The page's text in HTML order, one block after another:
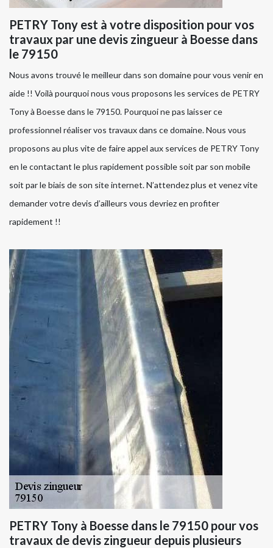
PETRY Tony est à votre disposition pour vos
travaux par une devis zingueur à Boesse dans
le 79150
Nous avons trouvé le meilleur dans son domaine pour vous venir en
aide !! Voilà pourquoi nous vous proposons les services de PETRY
Tony à Boesse dans le 79150. Pourquoi ne pas laisser ce
professionnel réaliser vos travaux dans ce domaine. Nous vous
proposons au plus vite de faire appel aux services de PETRY Tony
en le contactant le plus rapidement possible soit par son mobile
soit par le biais de son site internet. N’attendez plus et venez vite
demander votre devis d’ailleurs vous devriez en profiter
rapidement !!
PETRY Tony à Boesse dans le 79150 pour vos
travaux de devis zingueur depuis plusieurs